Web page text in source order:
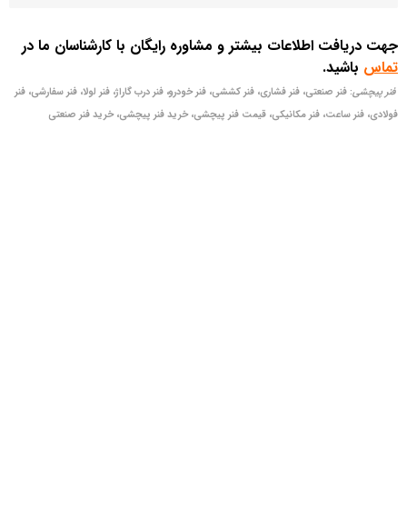
جهت دریافت اطلاعات بیشتر و مشاوره رایگان با کارشناسان ما در
تماس باشید.
فنر پیچشی: فنر صنعتی، فنر فشاری، فنر کششی، فنر خودرو، فنر درب گاراژ، فنر لولا، فنر سفارشی، فنر
فولادی، فنر ساعت، فنر مکانیکی، قیمت فنر پیچشی، خرید فنر پیچشی، خرید فنر صنعتی